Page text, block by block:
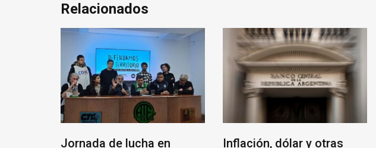
Relacionados
Jornada de lucha en
Inflación, dólar y otras